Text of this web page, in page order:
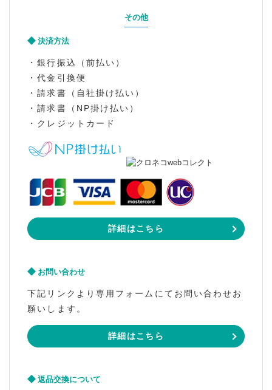
その他
決済方法
・銀行振込（前払い）
・代金引換便
・請求書（自社掛け払い）
・請求書（NP掛け払い）
・クレジットカード
詳細はこちら
お問い合わせ
下記リンクより専用フォームにてお問い合わせお
願いします。
詳細はこちら
返品交換について